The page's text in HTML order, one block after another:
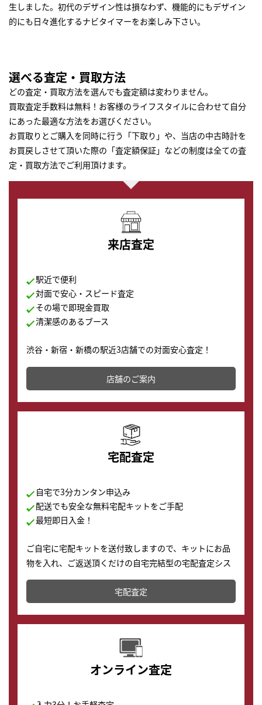
生しました。初代のデザイン性は損なわず、機能的にもデザイン
的にも日々進化するナビタイマーをお楽しみ下さい。
選べる査定・買取方法
どの査定・買取方法を選んでも査定額は変わりません。
買取査定手数料は無料！お客様のライフスタイルに合わせて自分
にあった最適な方法をお選びください。
お買取りとご購入を同時に行う「下取り」や、当店の中古時計を
お買戻しさせて頂いた際の「査定額保証」などの制度は全ての査
定・買取方法でご利用頂けます。
来店査定
駅近で便利
対面で安心・スピード査定
その場で即現金買取
清潔感のあるブース
渋谷・新宿・新橋の駅近3店舗での対面安心査定！
その場で現金買取致します。渋谷本店では、時計販売の
店舗を併設しており、下取りに出してお得に新しい時計
の購入もできます♪
店舗のご案内
宅配査定
自宅で3分カンタン申込み
配送でも安全な無料宅配キットをご手配
最短即日入金！
ご自宅に宅配キットを送付致しますので、キットにお品
物を入れ、ご返送頂くだけの自宅完結型の宅配査定シス
テムです。
配送でも簡単&安全に査定・買取に出すことが可能で
す。
宅配査定
オンライン査定